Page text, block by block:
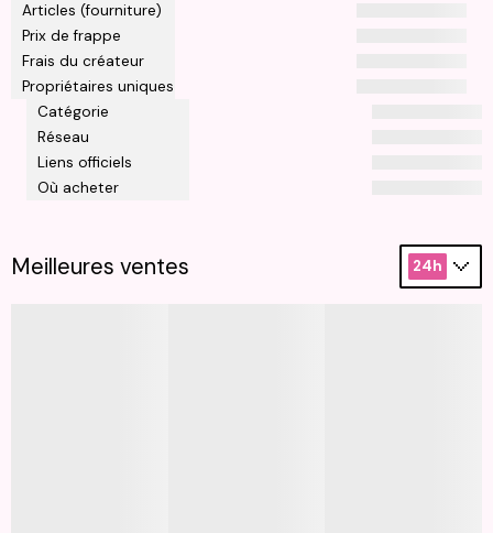
Articles (fourniture)
Prix de frappe
Frais du créateur
Propriétaires uniques
Catégorie
Réseau
Liens officiels
Où acheter
Meilleures ventes 24h